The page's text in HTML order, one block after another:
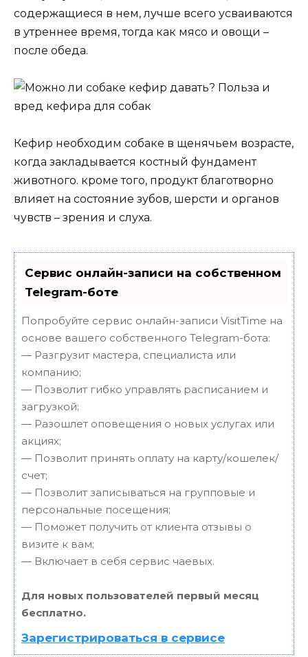
содержащиеся в нем, лучше всего усваиваются
в утреннее время, тогда как мясо и овощи –
после обеда.
Кефир необходим собаке в щенячьем возрасте,
когда закладывается костный фундамент
животного. кроме того, продукт благотворно
влияет на состояние зубов, шерсти и органов
чувств – зрения и слуха.
Сервис онлайн-записи на собственном
Telegram-боте
Попробуйте сервис онлайн-записи VisitTime на
основе вашего собственного Telegram-бота:
— Разгрузит мастера, специалиста или
компанию;
— Позволит гибко управлять расписанием и
загрузкой;
— Разошлет оповещения о новых услугах или
акциях;
— Позволит принять оплату на карту/кошелек/
счет;
— Позволит записываться на групповые и
персональные посещения;
— Поможет получить от клиента отзывы о
визите к вам;
— Включает в себя сервис чаевых.
Для новых пользователей первый месяц
бесплатно.
Зарегистрироваться в сервисе